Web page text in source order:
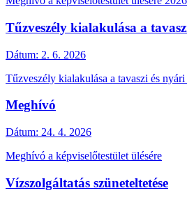
Tűzveszély kialakulása a
Dátum: 2. 6. 2026
Tűzveszély kialakulása a tavaszi és
Meghívó
Dátum: 24. 4. 2026
Meghívó a képviselőtestület ülésére
Vízszolgáltatás szüneteltetése